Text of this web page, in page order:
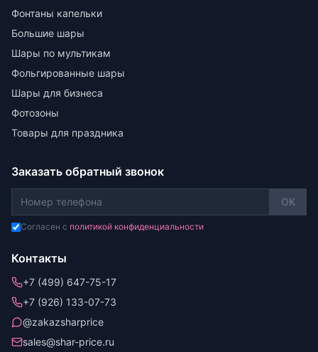
Фонтаны капельки
Большие шары
Шары по мультикам
Фольгированные шары
Шары для бизнеса
Фотозоны
Товары для праздника
Заказать обратный звонок
OK
Согласен с политикой конфиденциальности
Контакты
+7 (499) 647-75-17
+7 (926) 133-07-73
@zakazsharprice
sales@shar-price.ru